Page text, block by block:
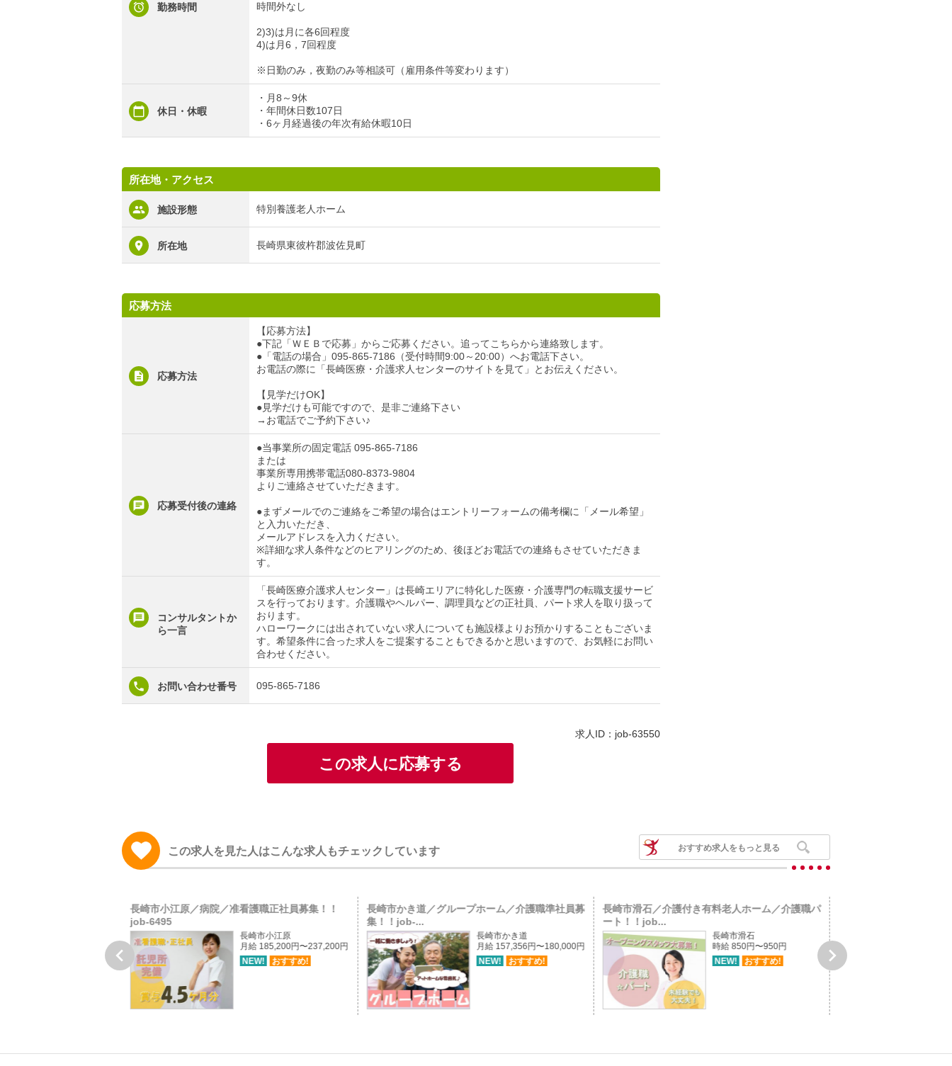
勤務時間
時間外なし
2)3)は月に各6回程度
4)は月6，7回程度
※日勤のみ，夜勤のみ等相談可（雇用条件等変わります）
休日・休暇
・月8～9休
・年間休日数107日
・6ヶ月経過後の年次有給休暇10日
所在地・アクセス
施設形態 特別養護老人ホーム
所在地 長崎県東彼杵郡波佐見町
応募方法
応募方法
【応募方法】
●下記「ＷＥＢで応募」からご応募ください。追ってこちらから連絡致します。
●「電話の場合」095-865-7186（受付時間9:00～20:00）へお電話下さい。
お電話の際に「長崎医療・介護求人センターのサイトを見て」とお伝えください。
【見学だけOK】
●見学だけも可能ですので、是非ご連絡下さい
→お電話でご予約下さい♪
応募受付後の連絡
●当事業所の固定電話 095-865-7186
または
事業所専用携帯電話080-8373-9804
よりご連絡させていただきます。
●まずメールでのご連絡をご希望の場合はエントリーフォームの備考欄に「メール希望」
と入力いただき、
メールアドレスを入力ください。
※詳細な求人条件などのヒアリングのため、後ほどお電話での連絡もさせていただきま
す。
コンサルタントか
ら一言
「長崎医療介護求人センター」は長崎エリアに特化した医療・介護専門の転職支援サービ
スを行っております。介護職やヘルパー、調理員などの正社員、パート求人を取り扱って
おります。
ハローワークには出されていない求人についても施設様よりお預かりすることもございま
す。希望条件に合った求人をご提案することもできるかと思いますので、お気軽にお問い
合わせください。
お問い合わせ番号 095-865-7186
求人ID：job-63550
この求人に応募する
この求人を見た人はこんな求人もチェックしています おすすめ求人をもっと見る
（授業1コマ4,000円×担当コ
長崎市小江原／病院／准看護職正社員募集！！
job-6495
長崎市小江原
月給 185,200円〜237,200円
NEW!
おすすめ!
長崎市かき道／グループホーム／介護職準社員募
集！！job-...
長崎市かき道
月給 157,356円〜180,000円
NEW!
おすすめ!
長崎市滑石／介護付き有料老人ホーム／介護職パ
ート！！job...
長崎市滑石
時給 850円〜950円
NEW!
おすすめ! 
